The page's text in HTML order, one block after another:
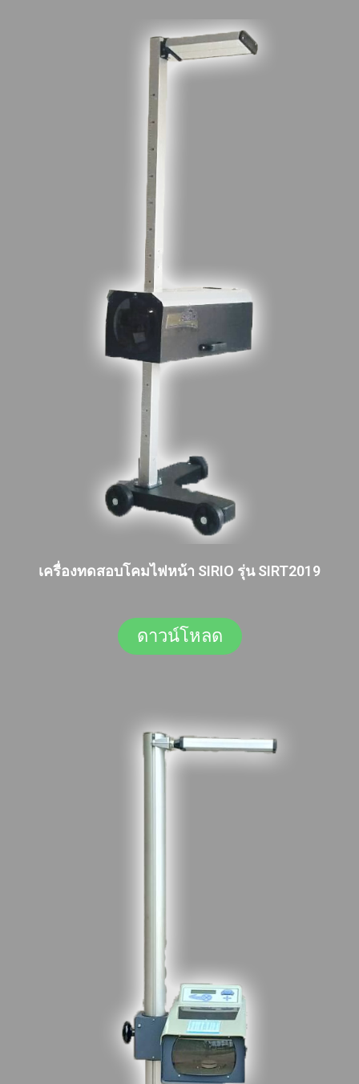
เครื่องทดสอบโคมไฟหน้า SIRIO รุ่น SIRT2019
ดาวน์โหลด